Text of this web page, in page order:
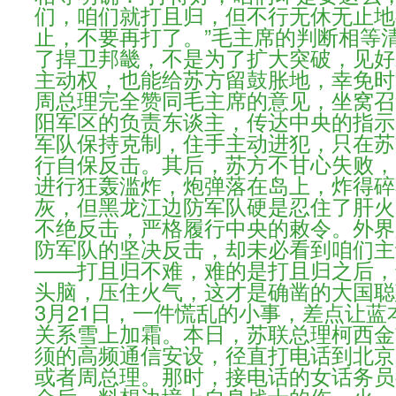
们，咱们就打且归，但不行无休无止
止，不要再打了。”毛主席的判断相等
了捍卫邦畿，不是为了扩大突破，见
主动权，也能给苏方留鼓胀地，幸免
周总理完全赞同毛主席的意见，坐窝
阳军区的负责东谈主，传达中央的指
军队保持克制，住手主动进犯，只在
行自保反击。其后，苏方不甘心失败
进行狂轰滥炸，炮弹落在岛上，炸得
灰，但黑龙江边防军队硬是忍住了肝
不绝反击，严格履行中央的敕令。外
防军队的坚决反击，却未必看到咱们
——打且归不难，难的是打且归之后
头脑，压住火气，这才是确凿的大国
3月21日，一件慌乱的小事，差点让
关系雪上加霜。本日，苏联总理柯西
须的高频通信安设，径直打电话到北
或者周总理。那时，接电话的女话务